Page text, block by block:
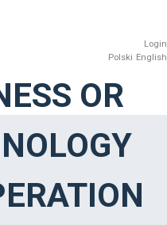
Login
Polski English
OR